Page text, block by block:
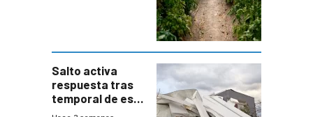
Salto activa
respuesta tras
temporal de este
sábado con